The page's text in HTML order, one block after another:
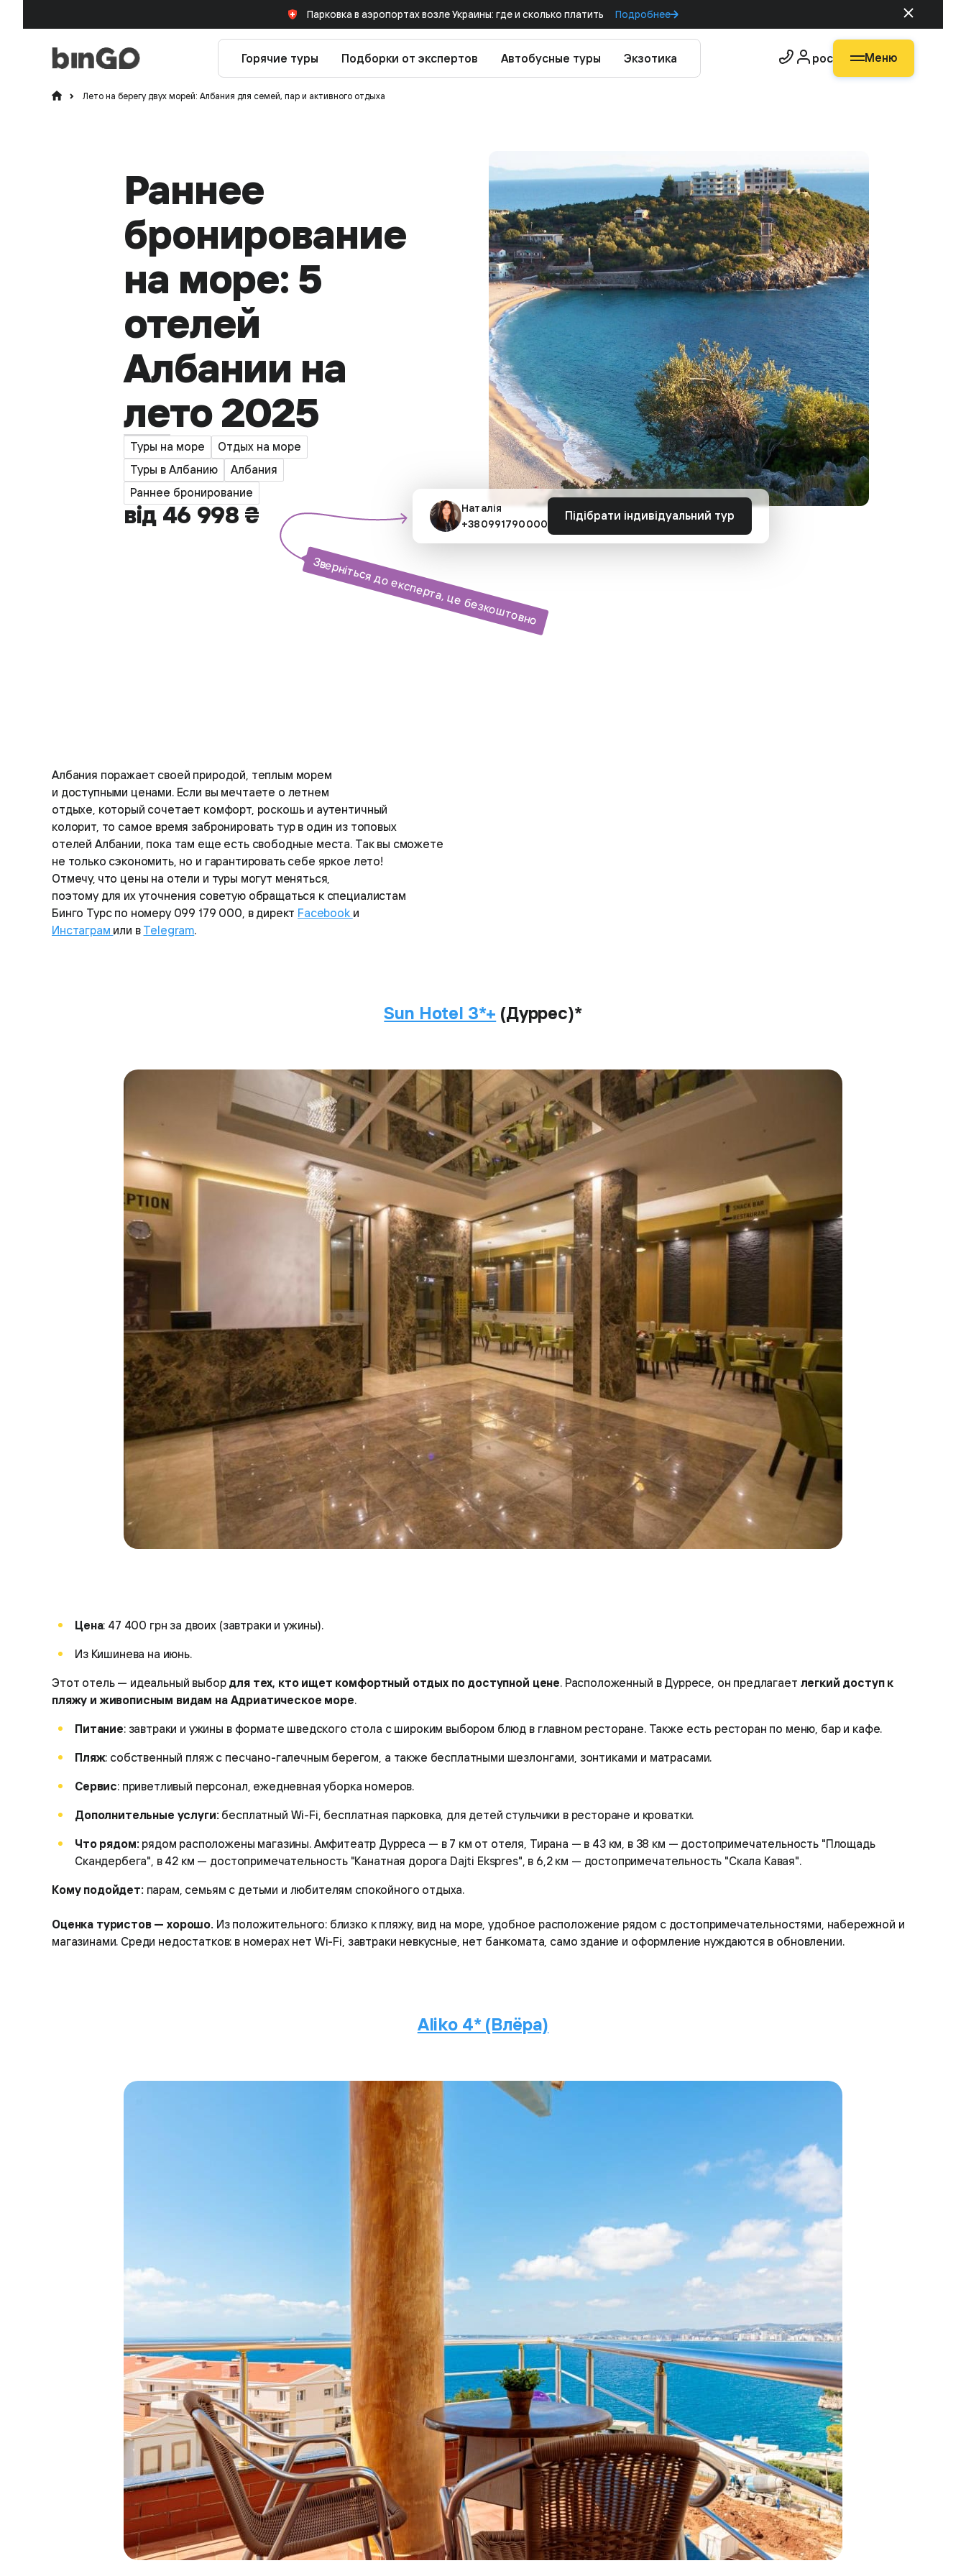
Парковка в аэропортах возле Украины: где и сколько платить Подробнее
Горячие туры Подборки от экспертов Автобусные туры Экзотика рос Меню
Лето на берегу двух морей: Албания для семей, пар и активного отдыха
Раннее
бронирование
на море: 5
отелей
Албании на
лето 2025
Туры на море
Отдых на море
Туры в Албанию
Албания
Раннее бронирование
від 46 998 ₴
Наталія
+380991790000
Підібрати індивідуальний тур
Зверніться до експерта, це безкоштовно
Албания поражает своей природой, теплым морем
и доступными ценами. Если вы мечтаете о летнем
отдыхе, который сочетает комфорт, роскошь и аутентичный
колорит, то самое время забронировать тур в один из топовых
отелей Албании, пока там еще есть свободные места. Так вы сможете
не только сэкономить, но и гарантировать себе яркое лето!
Отмечу, что цены на отели и туры могут меняться,
поэтому для их уточнения советую обращаться к специалистам
Бинго Турс по номеру 099 179 000, в директ Facebook и
Инстаграм или в Telegram.
Sun Hotel 3*+ (Дуррес)*
Цена: 47 400 грн за двоих (завтраки и ужины).
Из Кишинева на июнь.
Этот отель — идеальный выбор для тех, кто ищет комфортный отдых по доступной цене. Расположенный в Дурресе, он предлагает легкий доступ к
пляжу и живописным видам на Адриатическое море.
Питание: завтраки и ужины в формате шведского стола с широким выбором блюд в главном ресторане. Также есть ресторан по меню, бар и кафе.
Пляж: собственный пляж с песчано-галечным берегом, а также бесплатными шезлонгами, зонтиками и матрасами.
Сервис: приветливый персонал, ежедневная уборка номеров.
Дополнительные услуги: бесплатный Wi-Fi, бесплатная парковка, для детей стульчики в ресторане и кроватки.
Что рядом: рядом расположены магазины. Амфитеатр Дурреса — в 7 км от отеля, Тирана — в 43 км, в 38 км — достопримечательность "Площадь
Скандербега", в 42 км — достопримечательность "Канатная дорога Dajti Ekspres", в 6,2 км — достопримечательность "Скала Кавая".
Кому подойдет: парам, семьям с детьми и любителям спокойного отдыха.
Оценка туристов — хорошо. Из положительного: близко к пляжу, вид на море, удобное расположение рядом с достопримечательностями, набережной и
магазинами. Среди недостатков: в номерах нет Wi-Fi, завтраки невкусные, нет банкомата, само здание и оформление нуждаются в обновлении.
Aliko 4* (Влёра)